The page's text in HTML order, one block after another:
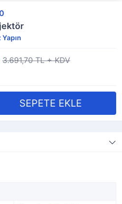
3.691,70 TL + KDV